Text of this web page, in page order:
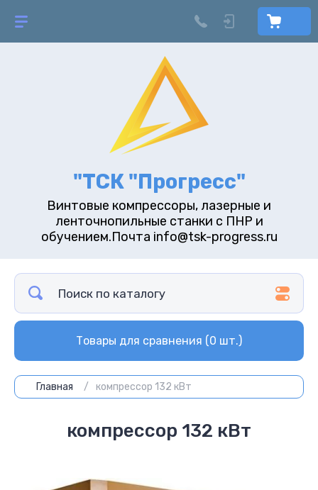
"ТСК "Прогресс"
Винтовые компрессоры, лазерные и
ленточнопильные станки с ПНР и
обучением.Почта info@tsk-progress.ru
Товары для сравнения (0 шт.)
Главная / компрессор 132 кВт
компрессор 132 кВт